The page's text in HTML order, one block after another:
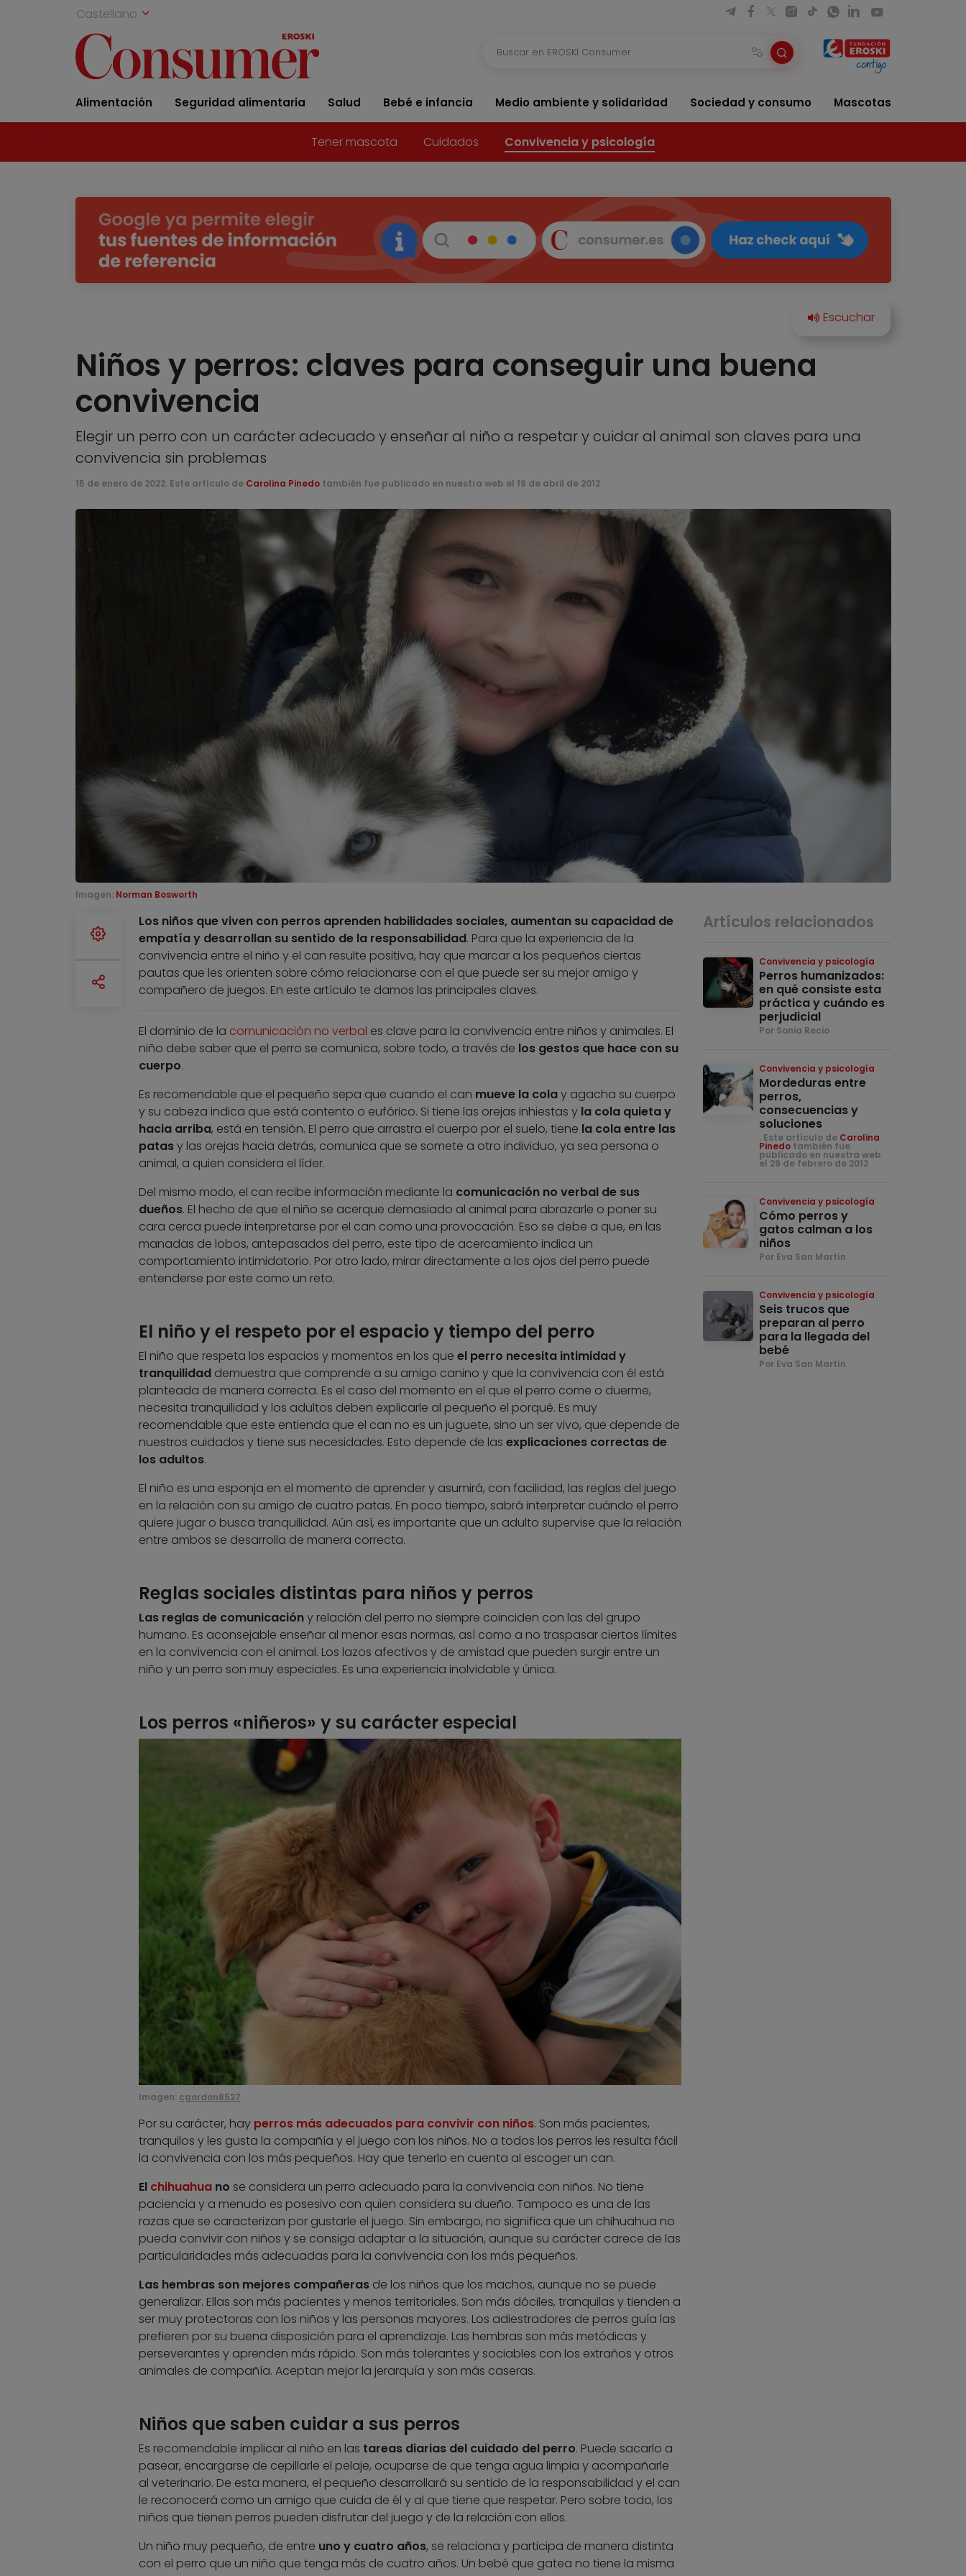
Castellano
Alimentación Seguridad alimentaria Salud Bebé e infancia Medio ambiente y solidaridad Sociedad y consumo Mascotas
Tener mascota Cuidados Convivencia y psicología
Niños y perros: claves para conseguir una buena
convivencia
Elegir un perro con un carácter adecuado y enseñar al niño a respetar y cuidar al animal son claves para una
convivencia sin problemas
15 de enero de 2022. Este artículo de Carolina Pinedotambién fue publicado en nuestra web el 19 de abril de 2012
Imagen: Norman Bosworth
Los niños que viven con perros aprenden habilidades sociales, aumentan su capacidad de
empatía y desarrollan su sentido de la responsabilidad. Para que la experiencia de la
convivencia entre el niño y el can resulte positiva, hay que marcar a los pequeños ciertas
pautas que les orienten sobre cómo relacionarse con el que puede ser su mejor amigo y
compañero de juegos. En este artículo te damos las principales claves.
El dominio de la comunicación no verbal es clave para la convivencia entre niños y animales. El
niño debe saber que el perro se comunica, sobre todo, a través de los gestos que hace con su
cuerpo.
Es recomendable que el pequeño sepa que cuando el can mueve la colay agacha su cuerpo
y su cabeza indica que está contento o eufórico. Si tiene las orejas inhiestas y la cola quieta y
hacia arriba, está en tensión. El perro que arrastra el cuerpo por el suelo, tiene la cola entre las
patasy las orejas hacia detrás, comunica que se somete a otro individuo, ya sea persona o
animal, a quien considera el líder.
Del mismo modo, el can recibe información mediante la comunicación no verbal de sus
dueños. El hecho de que el niño se acerque demasiado al animal para abrazarle o poner su
cara cerca puede interpretarse por el can como una provocación. Eso se debe a que, en las
manadas de lobos, antepasados del perro, este tipo de acercamiento indica un
comportamiento intimidatorio. Por otro lado, mirar directamente a los ojos del perro puede
entenderse por este como un reto.
El niño y el respeto por el espacio y tiempo del perro
El niño que respeta los espacios y momentos en los que el perro necesita intimidad y
tranquilidaddemuestra que comprende a su amigo canino y que la convivencia con él está
planteada de manera correcta. Es el caso del momento en el que el perro come o duerme,
necesita tranquilidad y los adultos deben explicarle al pequeño el porqué. Es muy
recomendable que este entienda que el can no es un juguete, sino un ser vivo, que depende de
nuestros cuidados y tiene sus necesidades. Esto depende de las explicaciones correctas de
los adultos.
El niño es una esponja en el momento de aprender y asumirá, con facilidad, las reglas del juego
en la relación con su amigo de cuatro patas. En poco tiempo, sabrá interpretar cuándo el perro
quiere jugar o busca tranquilidad. Aún así, es importante que un adulto supervise que la relación
entre ambos se desarrolla de manera correcta.
Reglas sociales distintas para niños y perros
Las reglas de comunicacióny relación del perro no siempre coinciden con las del grupo
humano. Es aconsejable enseñar al menor esas normas, así como a no traspasar ciertos límites
en la convivencia con el animal. Los lazos afectivos y de amistad que pueden surgir entre un
niño y un perro son muy especiales. Es una experiencia inolvidable y única.
Los perros «niñeros» y su carácter especial
Imagen: cgordon8527
Por su carácter, hay perros más adecuados para convivir con niños. Son más pacientes,
tranquilos y les gusta la compañía y el juego con los niños. No a todos los perros les resulta fácil
la convivencia con los más pequeños. Hay que tenerlo en cuenta al escoger un can.
El chihuahuano se considera un perro adecuado para la convivencia con niños. No tiene
paciencia y a menudo es posesivo con quien considera su dueño. Tampoco es una de las
razas que se caracterizan por gustarle el juego. Sin embargo, no significa que un chihuahua no
pueda convivir con niños y se consiga adaptar a la situación, aunque su carácter carece de las
particularidades más adecuadas para la convivencia con los más pequeños.
Las hembras son mejores compañerasde los niños que los machos, aunque no se puede
generalizar. Ellas son más pacientes y menos territoriales. Son más dóciles, tranquilas y tienden a
ser muy protectoras con los niños y las personas mayores. Los adiestradores de perros guía las
prefieren por su buena disposición para el aprendizaje. Las hembras son más metódicas y
perseverantes y aprenden más rápido. Son más tolerantes y sociables con los extraños y otros
animales de compañía. Aceptan mejor la jerarquía y son más caseras.
Niños que saben cuidar a sus perros
Es recomendable implicar al niño en las tareas diarias del cuidado del perro. Puede sacarlo a
pasear, encargarse de cepillarle el pelaje, ocuparse de que tenga agua limpia y acompañarle
al veterinario. De esta manera, el pequeño desarrollará su sentido de la responsabilidad y el can
le reconocerá como un amigo que cuida de él y al que tiene que respetar. Pero sobre todo, los
niños que tienen perros pueden disfrutar del juego y de la relación con ellos.
Un niño muy pequeño, de entre uno y cuatro años, se relaciona y participa de manera distinta
con el perro que un niño que tenga más de cuatro años. Un bebé que gatea no tiene la misma
Artículos relacionados
Convivencia y psicología
Perros humanizados:
en qué consiste esta
práctica y cuándo es
perjudicial
Por Sonia Recio
Convivencia y psicología
Mordeduras entre
perros,
consecuencias y
soluciones
. Este artículo de Carolina
Pinedo también fue
publicado en nuestra web
el 29 de febrero de 2012
Convivencia y psicología
Cómo perros y
gatos calman a los
niños
Por Eva San Martín
Convivencia y psicología
Seis trucos que
preparan al perro
para la llegada del
bebé
Por Eva San Martín